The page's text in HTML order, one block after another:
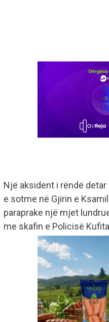
Një aksident i rëndë
e sotme në Gjirin e
paraprake një mjet
me skafin e Policisë